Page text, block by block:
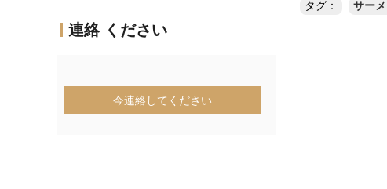
連絡 ください
今連絡してください
タグ： サー